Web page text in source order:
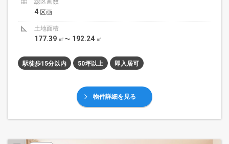
4 区画
土地面積
177.39 ㎡〜 192.24 ㎡
駅徒歩15分以内 50坪以上 即入居可
物件詳細を見る